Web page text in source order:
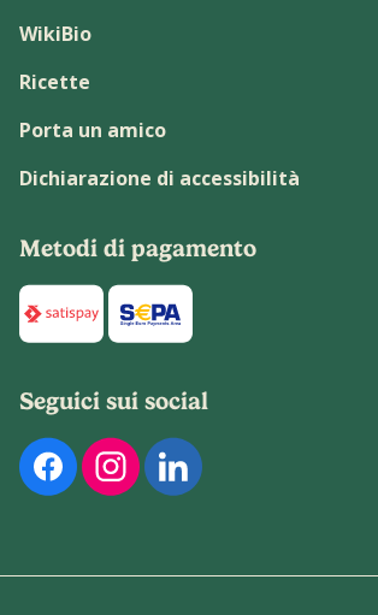
WikiBio
Ricette
Porta un amico
Dichiarazione di accessibilità
Metodi di pagamento
Di seguito sono elencati i metodi di
Seguici sui social
Di seguito sono elencati i nostri profili